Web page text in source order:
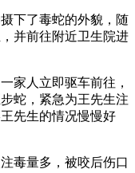
下了毒蛇的外貌，随
并前往附近卫生院进
家人立即驱车前往，
蛇，紧急为王先生注
先生的情况慢慢好
毒量多，被咬后伤口